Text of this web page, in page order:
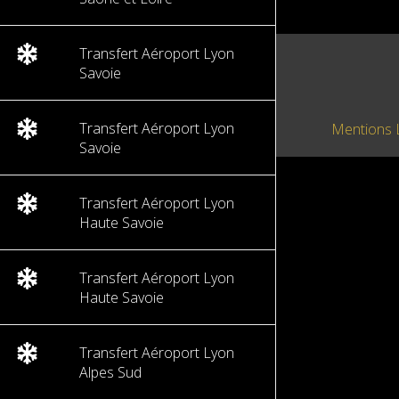
Transfert Aéroport Lyon
Savoie
Transfert Aéroport Lyon
Savoie
Transfert Aéroport Lyon
Haute Savoie
Transfert Aéroport Lyon
Haute Savoie
Transfert Aéroport Lyon
Alpes Sud
Mentions